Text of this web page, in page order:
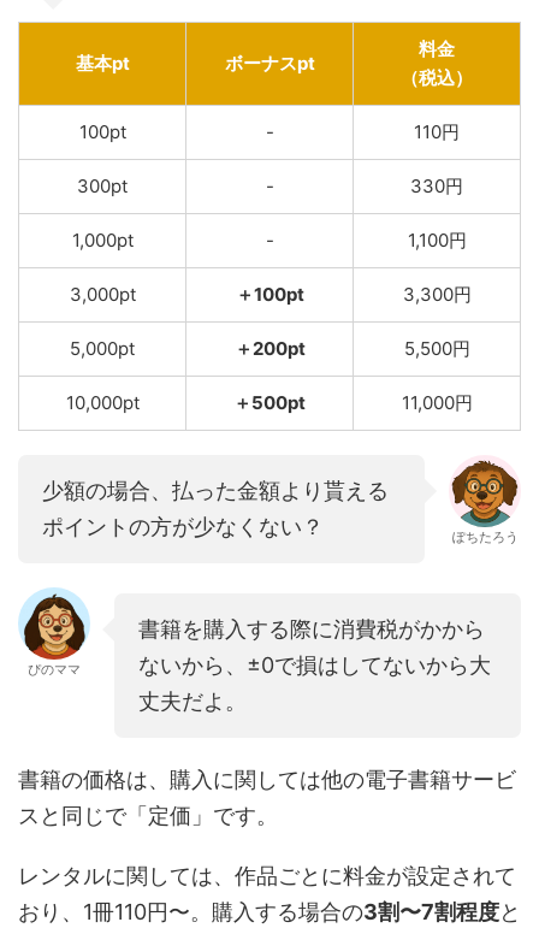
基本pt ボーナスpt
料金
（税込）
100pt - 110円
300pt - 330円
1,000pt - 1,100円
3,000pt ＋100pt 3,300円
5,000pt ＋200pt 5,500円
10,000pt ＋500pt 11,000円
少額の場合、払った金額より貰える
ポイントの方が少なくない？
ぽちたろう
ぴのママ
書籍を購入する際に消費税がかから
ないから、±0で損はしてないから大
丈夫だよ。
書籍の価格は、購入に関しては他の電子書籍サービ
スと同じで「定価」です。
レンタルに関しては、作品ごとに料金が設定されて
おり、1冊110円〜。購入する場合の3割〜7割程度と